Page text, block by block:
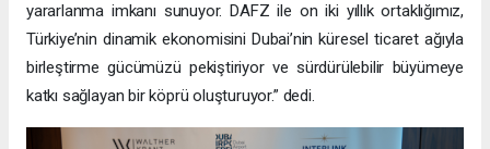
yararlanma imkanı sunuyor. DAFZ ile on iki yıllık ortaklığımız,
Türkiye’nin dinamik ekonomisini Dubai’nin küresel ticaret ağıyla
birleştirme gücümüzü pekiştiriyor ve sürdürülebilir büyümeye
katkı sağlayan bir köprü oluşturuyor.” dedi.